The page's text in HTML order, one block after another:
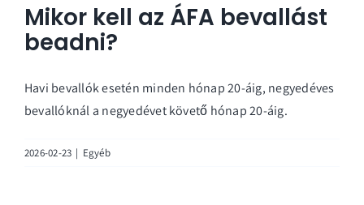
Mikor kell az ÁFA bevallást
beadni?
Havi bevallók esetén minden hónap 20-áig, negyedéves
bevallóknál a negyedévet követő hónap 20-áig.
2026-02-23 | Egyéb